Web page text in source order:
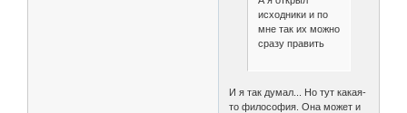
исходники и по
мне так их можно
сразу править
И я так думал... Но тут какая-
то философия. Она может и